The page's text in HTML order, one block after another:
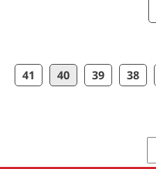
38
39
40
41